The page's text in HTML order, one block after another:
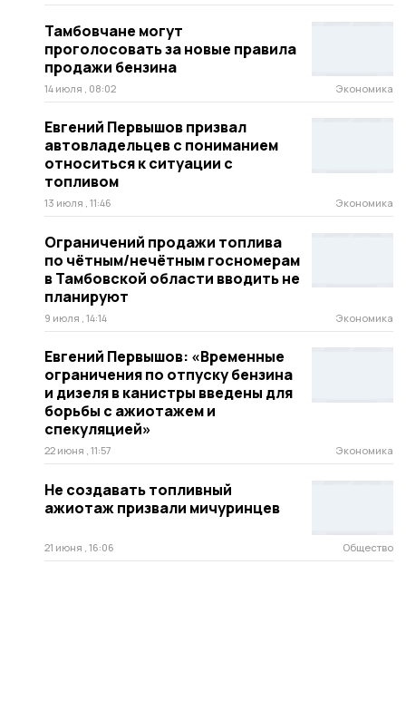
Тамбовчане могут
проголосовать за новые правила
продажи бензина
14 июля , 08:02 Экономика
Евгений Первышов призвал
автовладельцев с пониманием
относиться к ситуации с
топливом
13 июля , 11:46 Экономика
Ограничений продажи топлива
по чётным/нечётным госномерам
в Тамбовской области вводить не
планируют
9 июля , 14:14 Экономика
Евгений Первышов: «Временные
ограничения по отпуску бензина
и дизеля в канистры введены для
борьбы с ажиотажем и
спекуляцией»
22 июня , 11:57 Экономика
Не создавать топливный
ажиотаж призвали мичуринцев
21 июня , 16:06 Общество